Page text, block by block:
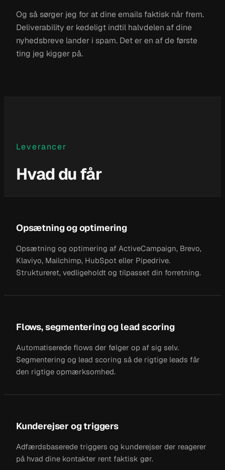
Og så sørger jeg for at dine emails faktisk når frem.
Deliverability er kedeligt indtil halvdelen af dine
nyhedsbreve lander i spam. Det er en af de første
ting jeg kigger på.
Leverancer
Hvad du får
Opsætning og optimering
Opsætning og optimering af ActiveCampaign, Brevo,
Klaviyo, Mailchimp, HubSpot eller Pipedrive.
Struktureret, vedligeholdt og tilpasset din forretning.
Flows, segmentering og lead scoring
Automatiserede flows der følger op af sig selv.
Segmentering og lead scoring så de rigtige leads får
den rigtige opmærksomhed.
Kunderejser og triggers
Adfærdsbaserede triggers og kunderejser der reagerer
på hvad dine kontakter rent faktisk gør.